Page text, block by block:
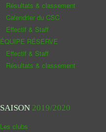
Résultats & classement
Calendrier du CSC
Effectif & Staff
ÉQUIPE RÉSERVE
Effectif & Staff
Résultats & classement
SAISON 2019/2020
Les clubs